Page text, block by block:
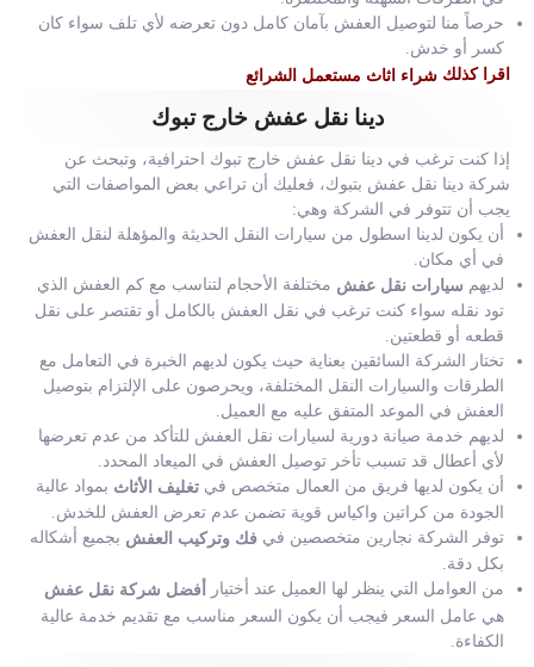
حرصاً منا لتوصيل العفش بآمان كامل دون تعرضه لأي تلف سواء كان
كسر أو خدش.
اقرا كذلك شراء اثاث مستعمل الشرائع
دينا نقل عفش خارج تبوك
إذا كنت ترغب في دينا نقل عفش خارج تبوك احترافية، وتبحث عن
شركة دينا نقل عفش بتبوك، فعليك أن تراعي بعض المواصفات التي
يجب أن تتوفر في الشركة وهي:
أن يكون لدينا اسطول من سيارات النقل الحديثة والمؤهلة لنقل العفش
في أي مكان.
لديهم سيارات نقل عفش مختلفة الأحجام لتناسب مع كم العفش الذي
تود نقله سواء كنت ترغب في نقل العفش بالكامل أو تقتصر على نقل
قطعه أو قطعتين.
تختار الشركة السائقين بعناية حيث يكون لديهم الخبرة في التعامل مع
الطرقات والسيارات النقل المختلفة، ويحرصون على الإلتزام بتوصيل
العفش في الموعد المتفق عليه مع العميل.
لديهم خدمة صيانة دورية لسيارات نقل العفش للتأكد من عدم تعرضها
لأي أعطال قد تسبب تأخر توصيل العفش في الميعاد المحدد.
أن يكون لديها فريق من العمال متخصص في تغليف الأثاث بمواد عالية
الجودة من كراتين واكياس قوية تضمن عدم تعرض العفش للخدش.
توفر الشركة نجارين متخصصين في فك وتركيب العفش بجميع أشكاله
بكل دقة.
من العوامل التي ينظر لها العميل عند أختيار
أفضل شركة نقل عفش
هي عامل السعر فيجب أن يكون السعر مناسب مع تقديم خدمة عالية
الكفاءة.